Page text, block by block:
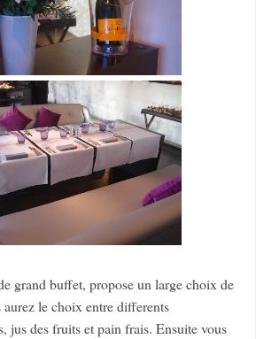
grand buffet, propose un large choix de
aurez le choix entre differents
jus des fruits et pain frais. Ensuite vous